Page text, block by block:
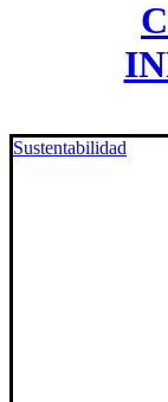
Sustentabilidad